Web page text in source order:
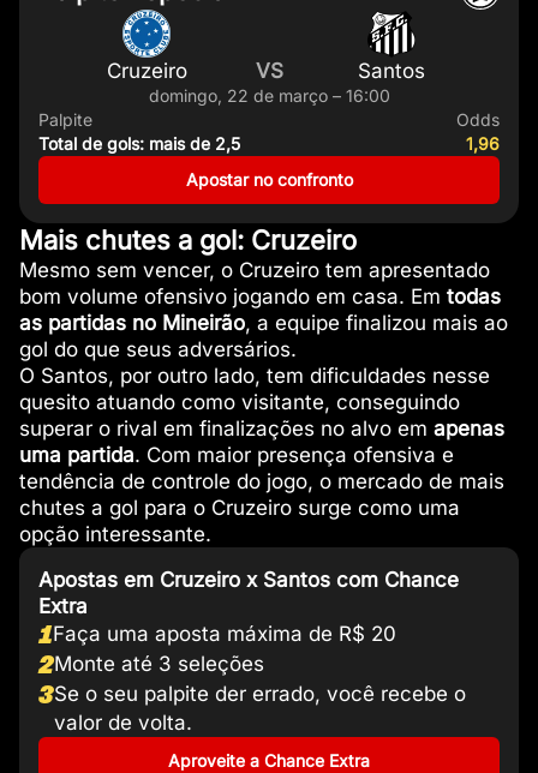
Cruzeiro VS Santos
domingo, 22 de março – 16:00
Palpite
Total de gols: mais de 2,5
Odds
1,96
Apostar no confronto
Mais chutes a gol: Cruzeiro
Mesmo sem vencer, o Cruzeiro tem apresentado
bom volume ofensivo jogando em casa. Em todas
as partidas no Mineirão, a equipe finalizou mais ao
gol do que seus adversários.
O Santos, por outro lado, tem dificuldades nesse
quesito atuando como visitante, conseguindo
superar o rival em finalizações no alvo em apenas
uma partida. Com maior presença ofensiva e
tendência de controle do jogo, o mercado de mais
chutes a gol para o Cruzeiro surge como uma
opção interessante.
Apostas em Cruzeiro x Santos com Chance
Extra
1Faça uma aposta máxima de R$ 20
2Monte até 3 seleções
3Se o seu palpite der errado, você recebe o
valor de volta.
Aproveite a Chance Extra